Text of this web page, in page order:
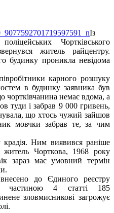
Із
Чортківського
житель райцентру.
будинку проникла невідома
карного розшуку
в будинку заявника був
чортківчанина немає вдома, а
туди і забрав 9 000 гривень,
що хтось чужий зайшов
мовчки забрав те, за чим
крадія. Ним виявився раніше
Чорткова, 1968 року
зараз має умовний термін
до Єдиного реєстру
частиною 4 статті 185
зловмисникові загрожує